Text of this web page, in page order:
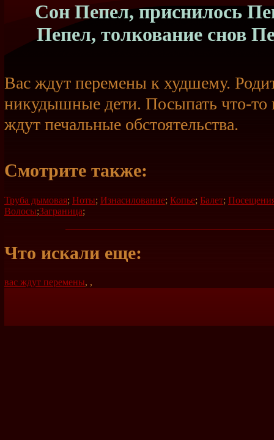
Сон Пепел, приснилось
Пепел, толкование снов
Вас ждут перемены к худшему.
никудышные дети. Посыпать что-то
ждут печальные обстоятельства.
Смотрите также:
Труба дымовая; Ноты; Изнасилование; Копье; Балет;
Волосы;Заграница;
Что искали еще:
вас ждут перемены, ,